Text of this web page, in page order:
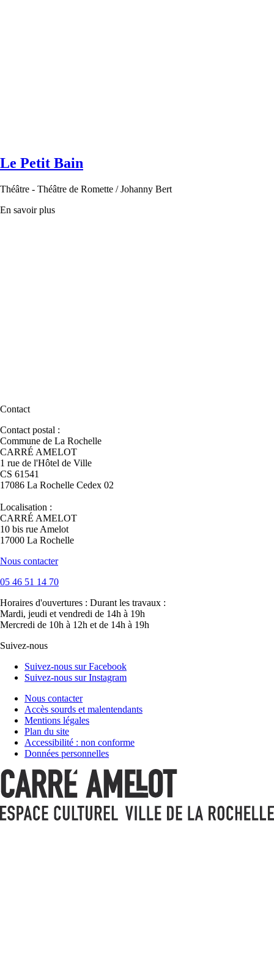
Le Petit Bain
Théâtre - Théâtre de Romette / Johanny Bert
En savoir plus
Contact
Contact postal :
Commune de La Rochelle
CARRÉ AMELOT
1 rue de l'Hôtel de Ville
CS 61541
17086 La Rochelle Cedex 02
Localisation :
CARRÉ AMELOT
10 bis rue Amelot
17000 La Rochelle
Nous contacter
05 46 51 14 70
Horaires d'ouvertures : Durant les travaux :
Mardi, jeudi et vendredi de 14h à 19h
Mercredi de 10h à 12h et de 14h à 19h
Suivez-nous
Suivez-nous sur Facebook
Suivez-nous sur Instagram
Nous contacter
Accès sourds et malentendants
Mentions légales
Plan du site
Accessibilité : non conforme
Données personnelles